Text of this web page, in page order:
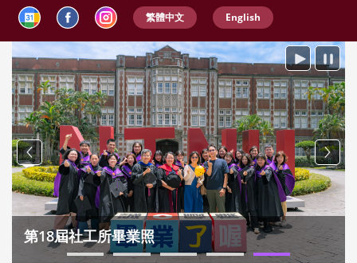
繁體中文 English
播放 暫停
2026 小
工所畢業照
Previous Next